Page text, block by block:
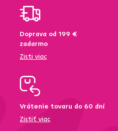
Doprava od 199 €
zadarmo
Zisti viac
Vrátenie tovaru do 60 dní
Zistiť viac